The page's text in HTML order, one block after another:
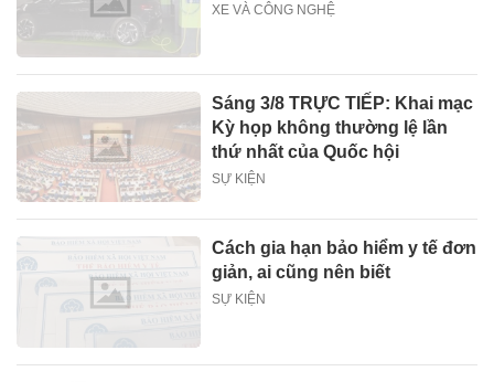
XE VÀ CÔNG NGHỆ
Sáng 3/8 TRỰC TIẾP: Khai mạc
Kỳ họp không thường lệ lần
thứ nhất của Quốc hội
SỰ KIỆN
Cách gia hạn bảo hiểm y tế đơn
giản, ai cũng nên biết
SỰ KIỆN